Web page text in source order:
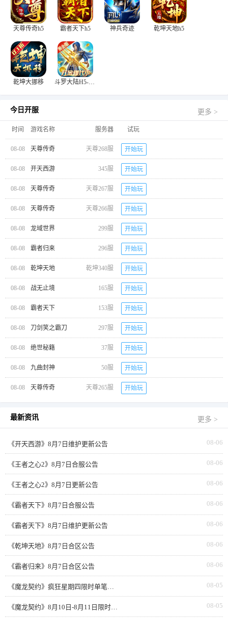
天尊传奇h5 霸者天下h5 神兵奇迹 乾坤天地h5
乾坤大挪移 斗罗大陆H5-极速黄金版
今日开服 更多 >
时间 游戏名称 服务器 试玩
08-08 天尊传奇 天尊268服 开始玩
08-08 开天西游 345服 开始玩
08-08 天尊传奇 天尊267服 开始玩
08-08 天尊传奇 天尊266服 开始玩
08-08 龙域世界 299服 开始玩
08-08 霸者归来 296服 开始玩
08-08 乾坤天地 乾坤340服 开始玩
08-08 战无止境 165服 开始玩
08-08 霸者天下 153服 开始玩
08-08 刀剑笑之霸刀 297服 开始玩
08-08 绝世秘籍 37服 开始玩
08-08 九曲封神 50服 开始玩
08-08 天尊传奇 天尊265服 开始玩
最新资讯 更多 >
08-06
《开天西游》8月7日维护更新公告
08-06
《王者之心2》8月7日合服公告
08-06
《王者之心2》8月7日更新公告
08-06
《霸者天下》8月7日合服公告
08-06
《霸者天下》8月7日维护更新公告
08-06
《乾坤天地》8月7日合区公告
08-06
《霸者归来》8月7日合区公告
08-05
《魔龙契约》疯狂星期四限时单笔返利
08-05
《魔龙契约》8月10日-8月11日限时活动累充